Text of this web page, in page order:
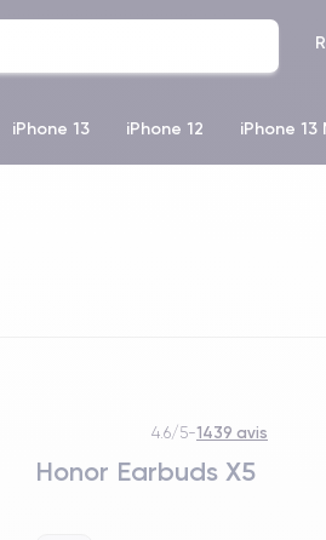
iPhone 13 iPhone 12 iPhone 13
4.6/5-1439 avis
Honor Earbuds X5